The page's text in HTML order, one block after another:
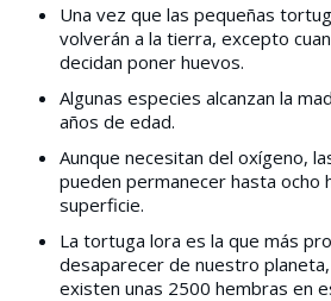
Una vez que las pequeñas
volverán a la tierra, excepto
decidan poner huevos.
Algunas especies alcanzan la
años de edad.
Aunque necesitan del oxígeno,
pueden permanecer hasta ocho
superficie.
La tortuga lora es la que más
desaparecer de nuestro
existen unas 2500 hembras en